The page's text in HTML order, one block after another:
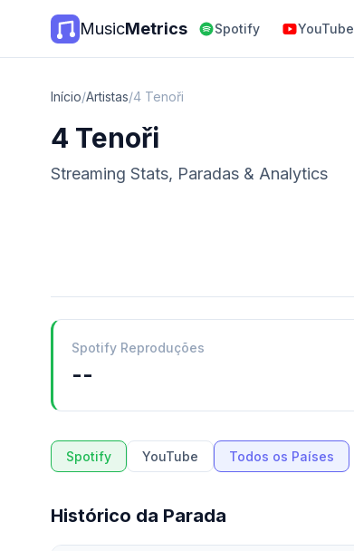
MusicMetrics Spotify YouTube
Início/Artistas/4 Tenoři
4 Tenoři
Streaming Stats, Paradas & Analytics
Spotify Reproduções
--
Spotify YouTube Todos os Países
Histórico da Parada